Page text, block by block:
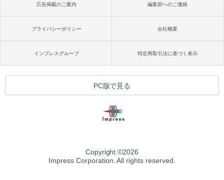
広告掲載のご案内 編集部へのご連絡
プライバシーポリシー 会社概要
インプレスグループ 特定商取引法に基づく表示
PC版で見る
Copyright ©2026
Impress Corporation. All rights reserved.